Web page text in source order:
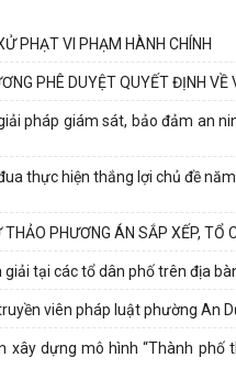
PHẠT VI PHẠM HÀNH CHÍNH
PHÊ DUYỆT QUYẾT ĐỊNH
pháp giám sát, bảo đảm
thực hiện thắng lợi chủ đề
THẢO PHƯƠNG ÁN SẮP XẾP,
giải tại các tổ dân phố trên địa
viên pháp luật phường An
xây dựng mô hình “Thành